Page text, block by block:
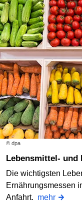
© dpa
Lebensmittel-
Die wichtigsten
Ernährungsmessen
Anfahrt. mehr